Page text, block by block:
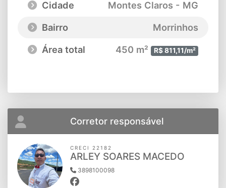
Cidade
Montes Claros - MG
Bairro
Morrinhos
Área total
450 m² R$ 811,11/m²
Corretor responsável
CRECI 22182
ARLEY SOARES MACEDO
3898100098